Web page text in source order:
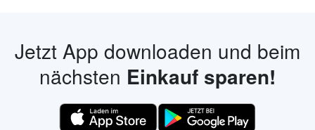
Jetzt App downloaden und beim
nächsten Einkauf sparen!